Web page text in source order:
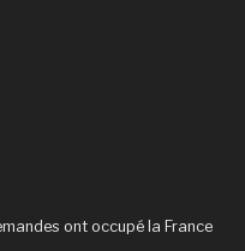
ont occupé la France